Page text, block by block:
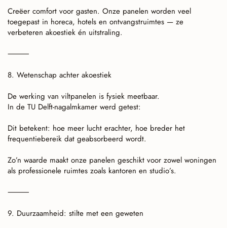
Creëer comfort voor gasten. Onze panelen worden veel
toegepast in horeca, hotels en ontvangstruimtes — ze
verbeteren akoestiek én uitstraling.
⸻
8. Wetenschap achter akoestiek
De werking van viltpanelen is fysiek meetbaar.
In de TU Delft-nagalmkamer werd getest:
Dit betekent: hoe meer lucht erachter, hoe breder het
frequentiebereik dat geabsorbeerd wordt.
Zo’n waarde maakt onze panelen geschikt voor zowel woningen
als professionele ruimtes zoals kantoren en studio’s.
⸻
9. Duurzaamheid: stilte met een geweten